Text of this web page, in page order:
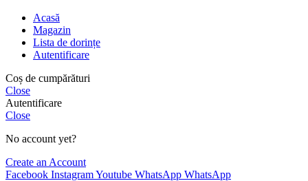
Acasă
Magazin
Lista de dorințe
Autentificare
Coș de cumpărături
Close
Autentificare
Close
No account yet?
Create an Account
Facebook InstagramYoutube WhatsApp WhatsApp